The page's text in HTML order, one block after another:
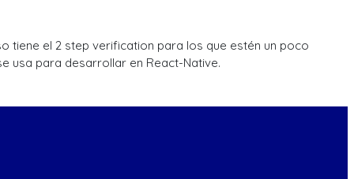
tiene el 2 step verification para los que estén un poco
usa para desarrollar en React-Native.